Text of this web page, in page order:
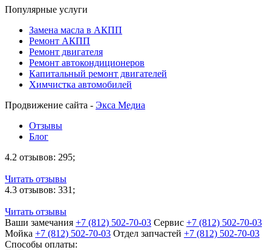
Популярные услуги
Замена масла в АКПП
Ремонт АКПП
Ремонт двигателя
Ремонт автокондиционеров
Капитальный ремонт двигателей
Химчистка автомобилей
Продвижение сайта - Экса Медиа
Отзывы
Блог
4.2 отзывов: 295;
Читать отзывы
4.3 отзывов: 331;
Читать отзывы
Ваши замечания +7 (812) 502-70-03 Сервис +7 (812) 502-70-03
Мойка +7 (812) 502-70-03 Отдел запчастей +7 (812) 502-70-03
Способы оплаты: